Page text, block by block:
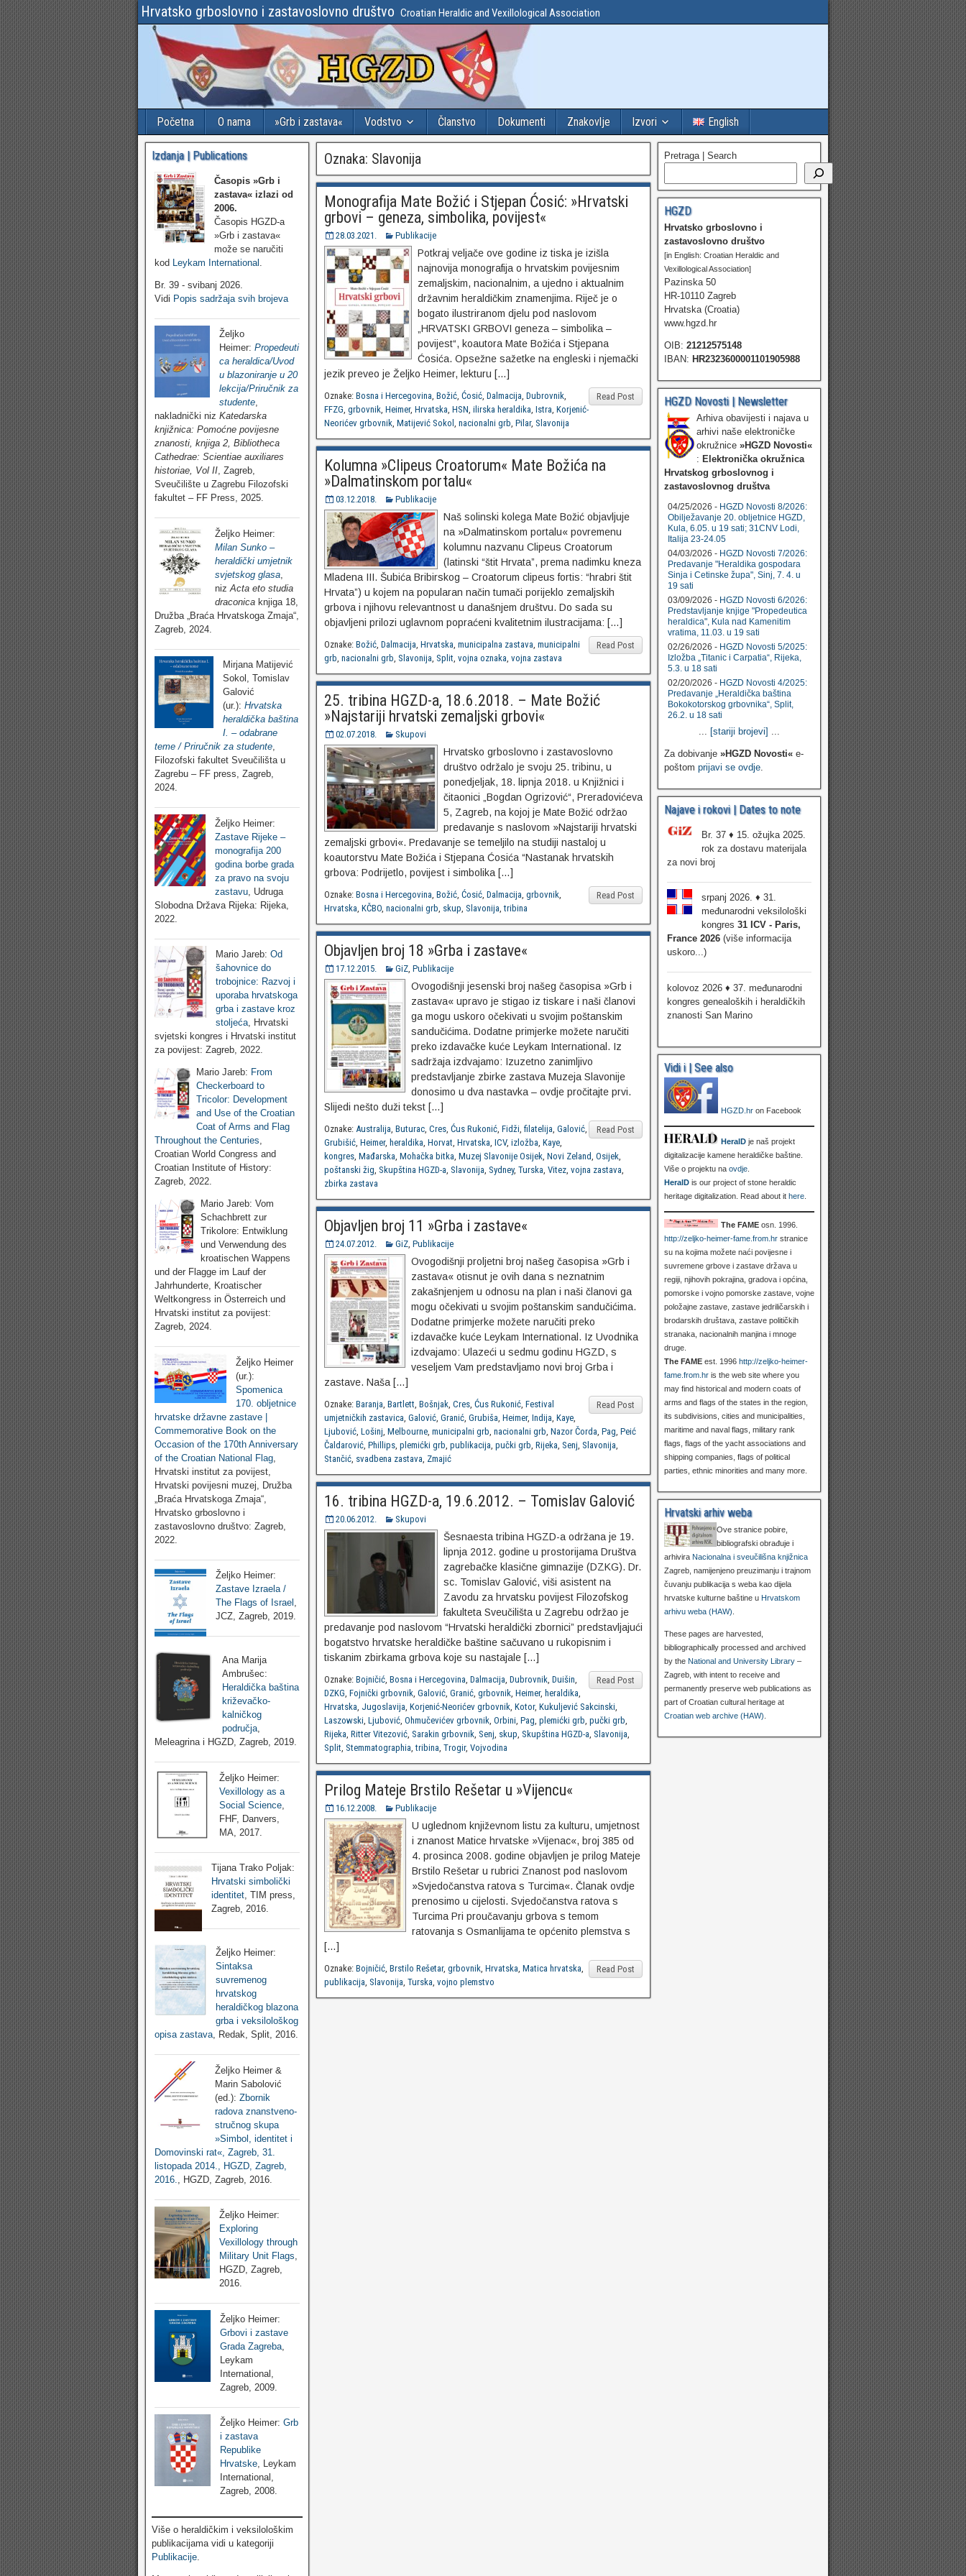
Hrvatsko grboslovno i zastavoslovno društvo Croatian Heraldic and Vexillological Association
Početna O nama »Grb i zastava« Vodstvo Članstvo Dokumenti Znakovlje Izvori English
Oznaka: Slavonija
Monografija Mate Božić i Stjepan Ćosić: »Hrvatski
grbovi – geneza, simbolika, povijest«
28.03.2021. Publikacije
Potkraj veljače ove godine iz tiska je izišla
najnovija monografija o hrvatskim povijesnim
zemaljskim, nacionalnim, a ujedno i aktualnim
državnim heraldičkim znamenjima. Riječ je o
bogato ilustriranom djelu pod naslovom
„HRVATSKI GRBOVI geneza – simbolika –
povijest“, koautora Mate Božića i Stjepana
Ćosića. Opsežne sažetke na engleski i njemački
jezik preveo je Željko Heimer, lekturu […]
Read Post
Oznake: Bosna i Hercegovina, Božić, Ćosić, Dalmacija, Dubrovnik,
FFZG, grbovnik, Heimer, Hrvatska, HSN, ilirska heraldika, Istra, Korjenić-
Neorićev grbovnik, Matijević Sokol , nacionalni grb, Pilar, Slavonija
Kolumna »Clipeus Croatorum« Mate Božića na
»Dalmatinskom portalu«
03.12.2018. Publikacije
Naš solinski kolega Mate Božić objavljuje
na »Dalmatinskom portalu« povremenu
kolumnu nazvanu Clipeus Croatorum
(latinski “štit Hrvata”, prema nadimku kneza
Mladena III. Šubića Bribirskog – Croatorum clipeus fortis: “hrabri štit
Hrvata”) u kojem na popularan način tumači porijeklo zemaljskih
grbova i njihovu relevantnost u današnjem društvu. Do sada su
objavljeni prilozi uglavnom popraćeni kvalitetnim ilustracijama: […]
Read Post
Oznake: Božić, Dalmacija, Hrvatska, municipalna zastava, municipalni
grb, nacionalni grb, Slavonija, Split, vojna oznaka, vojna zastava
25. tribina HGZD-a, 18.6.2018. – Mate Božić
»Najstariji hrvatski zemaljski grbovi«
02.07.2018. Skupovi
Hrvatsko grboslovno i zastavoslovno
društvo održalo je svoju 25. tribinu, u
ponedjeljak, 18. lipnja 2018. u Knjižnici i
čitaonici „Bogdan Ogrizović“, Preradovićeva
5, Zagreb, na kojoj je Mate Božić održao
predavanje s naslovom »Najstariji hrvatski
zemaljski grbovi«. Predavanje se temeljilo na studiji nastaloj u
koautorstvu Mate Božića i Stjepana Ćosića “Nastanak hrvatskih
grbova: Podrijetlo, povijest i simbolika […]
Read Post
Oznake: Bosna i Hercegovina, Božić, Ćosić, Dalmacija, grbovnik,
Hrvatska, KČBO, nacionalni grb, skup, Slavonija,tribina
Objavljen broj 18 »Grba i zastave«
17.12.2015. GiZ, Publikacije
Ovogodišnji jesenski broj našeg časopisa »Grb i
zastava« upravo je stigao iz tiskare i naši članovi
ga mogu uskoro očekivati u svojim poštanskim
sandučićima. Dodatne primjerke možete naručiti
preko izdavačke kuće Leykam International. Iz
sadržaja izdvajamo: Izuzetno zanimljivo
predstavljanje zbirke zastava Muzeja Slavonije
donosimo u dva nastavka – ovdje pročitajte prvi.
Slijedi nešto duži tekst […]
Read Post
Oznake: Australija, Buturac, Cres, Ćus Rukonić, Fidži, filatelija, Galović,
Grubišić, Heimer, heraldika, Horvat, Hrvatska, ICV, izložba, Kaye,
kongres, Mađarska, Mohačka bitka, Muzej Slavonije Osijek, Novi Zeland, Osijek,
poštanski žig, Skupština HGZD-a, Slavonija, Sydney, Turska, Vitez, vojna zastava,
zbirka zastava
Objavljen broj 11 »Grba i zastave«
24.07.2012. GiZ, Publikacije
Ovogodišnji proljetni broj našeg časopisa »Grb i
zastava« otisnut je ovih dana s neznatnim
zakašnjenjem u odnosu na plan i naši članovi ga
mogu očekivati u svojim poštanskim sandučićima.
Dodatne primjerke možete naručiti preko
izdavačke kuće Leykam International. Iz Uvodnika
izdvajamo: Ulazeći u sedmu godinu HGZD, s
veseljem Vam predstavljamo novi broj Grba i
zastave. Naša […]
Read Post
Oznake: Baranja, Bartlett, Bošnjak, Cres, Ćus Rukonić, Festival
umjetničkih zastavica, Galović, Granić, Grubiša, Heimer, Indija, Kaye,
Ljubović, Lošinj, Melbourne, municipalni grb, nacionalni grb, Nazor Čorda, Pag, Peić
Čaldarović, Phillips, plemićki grb, publikacija, pučki grb, Rijeka, Senj, Slavonija,
Stančić, svadbena zastava, Zmajić
16. tribina HGZD-a, 19.6.2012. – Tomislav Galović
20.06.2012. Skupovi
Šesnaesta tribina HGZD-a održana je 19.
lipnja 2012. godine u prostorijama Društva
zagrebačke klasične gimnazije (DZKG). Dr.
sc. Tomislav Galović, viši asistent na
Zavodu za hrvatsku povijest Filozofskog
fakulteta Sveučilišta u Zagrebu održao je
predavanje pod naslovom “Hrvatski heraldički zbornici” predstavljajući
bogatstvo hrvatske heraldičke baštine sačuvano u rukopisnim i
tiskanim zbirkama grbova koje su nastajale […]
Read Post
Oznake: Bojničić, Bosna i Hercegovina, Dalmacija, Dubrovnik, Duišin,
DZKG, Fojnički grbovnik, Galović, Granić, grbovnik, Heimer, heraldika,
Hrvatska, Jugoslavija, Korjenić-Neorićev grbovnik, Kotor, Kukuljević Sakcinski,
Laszowski, Ljubović, Ohmučevićev grbovnik, Orbini, Pag, plemićki grb, pučki grb,
Rijeka, Ritter Vitezović, Sarakin grbovnik, Senj, skup, Skupština HGZD-a, Slavonija,
Split, Stemmatographia,tribina, Trogir, Vojvodina
Prilog Mateje Brstilo Rešetar u »Vijencu«
16.12.2008. Publikacije
U uglednom književnom listu za kulturu, umjetnost
i znanost Matice hrvatske »Vijenac«, broj 385 od
4. prosinca 2008. godine objavljen je prilog Mateje
Brstilo Rešetar u rubrici Znanost pod naslovom
»Svjedočanstva ratova s Turcima«. Članak ovdje
prenosimo u cijelosti. Svjedočanstva ratova s
Turcima Pri proučavanju grbova s temom
ratovanja s Osmanlijama te općenito plemstva s
[…]
Read Post
Oznake: Bojničić, Brstilo Rešetar, grbovnik, Hrvatska, Matica hrvatska,
publikacija, Slavonija, Turska, vojno plemstvo
Izdanja | Publications
Časopis »Grb i
zastava« izlazi od
2006.
Časopis HGZD-a
»Grb i zastava«
može se naručiti
kod Leykam International
Br. 39 - svibanj 2026.
Vidi Popis sadržaja svih brojeva
Željko
Heimer: Propedeuti
ca heraldica/Uvod
u blazoniranje u 20
lekcija/Priručnik za
studente,
nakladnički niz Katedarska
knjižnica: Pomoćne povijesne
znanosti, knjiga 2, Bibliotheca
Cathedrae: Scientiae auxiliares
historiae, Vol II, Zagreb,
Sveučilište u Zagrebu Filozofski
fakultet – FF Press, 2025.
Željko Heimer:
Milan Sunko –
heraldički umjetnik
svjetskog glasa
niz Acta eto studia
draconica knjiga 18,
Družba „Braća Hrvatskoga Zmaja“,
Zagreb, 2024.
Mirjana Matijević
Sokol, Tomislav
Galović
(ur.): Hrvatska
heraldička baština
I. – odabrane
teme / Priručnik za studente,
Filozofski fakultet Sveučilišta u
Zagrebu – FF press, Zagreb,
2024.
Željko Heimer:
Zastave Rijeke –
monografija 200
godina borbe grada
za pravo na svoju
zastavu, Udruga
Slobodna Država Rijeka: Rijeka,
2022.
Mario Jareb: Od
šahovnice do
trobojnice: Razvoj i
uporaba hrvatskoga
grba i zastave kroz
stoljeća, Hrvatski
svjetski kongres i Hrvatski institut
za povijest: Zagreb, 2022.
Mario Jareb: From
Checkerboard to
Tricolor: Development
and Use of the Croatian
Coat of Arms and Flag
Throughout the Centuries,
Croatian World Congress and
Croatian Institute of History:
Zagreb, 2022.
Mario Jareb: Vom
Schachbrett zur
Trikolore: Entwiklung
und Verwendung des
kroatischen Wappens
und der Flagge im Lauf der
Jahrhunderte, Kroatischer
Weltkongress in Österreich und
Hrvatski institut za povijest:
Zagreb, 2024.
Željko Heimer
(ur.):
Spomenica
170. obljetnice
hrvatske državne zastave |
Commemorative Book on the
Occasion of the 170th Anniversary
of the Croatian National Flag
Hrvatski institut za povijest,
Hrvatski povijesni muzej, Družba
„Braća Hrvatskoga Zmaja“,
Hrvatsko grboslovno i
zastavoslovno društvo: Zagreb,
2022.
Željko Heimer:
Zastave Izraela /
The Flags of Israel ,
JCZ, Zagreb, 2019.
Ana Marija
Ambrušec:
Heraldička baština
križevačko-
kalničkog
područja,
Meleagrina i HGZD, Zagreb, 2019.
Željko Heimer:
Vexillology as a
Social Science
FHF, Danvers,
MA, 2017.
Tijana Trako Poljak:
Hrvatski simbolički
identitet, TIM press,
Zagreb, 2016.
Željko Heimer:
Sintaksa
suvremenog
hrvatskog
heraldičkog blazona
grba i veksilološkog
opisa zastava, Redak, Split, 2016.
Željko Heimer &
Marin Sabolović
(ed.): Zbornik
radova znanstveno-
stručnog skupa
»Simbol, identitet i
Domovinski rat«, Zagreb, 31.
listopada 2014., HGZD, Zagreb,
2016.
, HGZD, Zagreb, 2016.
Željko Heimer:
Exploring
Vexillology through
Military Unit Flags,
HGZD, Zagreb,
2016.
Željko Heimer:
Grbovi i zastave
Grada Zagreba
Leykam
International,
Zagreb, 2009.
Željko Heimer:Grb
i zastava
Republike
Hrvatske, Leykam
International,
Zagreb, 2008.
Više o heraldičkim i veksilološkim
publikacijama vidi u kategoriji
Publikacije
Pretraga | Search
HGZD
Hrvatsko grboslovno i
zastavoslovno društvo
[in English: Croatian Heraldic and
Vexillological Association]
Pazinska 50
HR-10110 Zagreb
Hrvatska (Croatia)
www.hgzd.hr
OIB: 21212575148
IBAN: HR2323600001101905988
HGZD Novosti | Newsletter
Arhiva obavijesti i najava u
arhivi naše elektroničke
okružnice »HGZD Novosti«
: Elektronička okružnica
Hrvatskog grboslovnog i
zastavoslovnog društva
04/25/2026 - HGZD Novosti 8/2026:
Obilježavanje 20. obljetnice HGZD,
Kula, 6.05. u 19 sati; 31CNV Lodi,
Italija 23-24.05
04/03/2026 - HGZD Novosti 7/2026:
Predavanje "Heraldika gospodara
Sinja i Cetinske župa", Sinj, 7. 4. u
19 sati
03/09/2026 - HGZD Novosti 6/2026:
Predstavljanje knjige "Propedeutica
heraldica", Kula nad Kamenitim
vratima, 11.03. u 19 sati
02/26/2026 - HGZD Novosti 5/2025:
Izložba „Titanic i Carpatia“, Rijeka,
5.3. u 18 sati
02/20/2026 - HGZD Novosti 4/2025:
Predavanje „Heraldička baština
Bokokotorskog grbovnika“, Split,
26.2. u 18 sati
... [stariji brojevi] ...
Za dobivanje »HGZD Novosti«e-
poštom prijavi se ovdje.
Najave i rokovi | Dates to note
Br. 37 ♦ 15. ožujka 2025.
rok za dostavu materijala
za novi broj
srpanj 2026. ♦ 31.
međunarodni veksilološki
kongres 31 ICV - Paris,
France 2026(više informacija
uskoro...)
kolovoz 2026 ♦ 37. međunarodni
kongres genealoških i heraldičkih
znanosti San Marino
Vidi i | See also
HGZD.hron Facebook
HeralDje naš projekt
digitalizacije kamene heraldičke baštine.
Više o projektu na ovdje.
HeralDis our project of stone heraldic
heritage digitalization. Read about it here.
The FAMEosn. 1996.
http://zeljko-heimer-fame.from.hrstranice
su na kojima možete naći povijesne i
suvremene grbove i zastave država u
regiji, njihovih pokrajina, gradova i općina,
pomorske i vojno pomorske zastave, vojne
položajne zastave, zastave jedriličarskih i
brodarskih društava, zastave političkih
stranaka, nacionalnih manjina i mnoge
druge.
The FAMEest. 1996 http://zeljko-heimer-
fame.from.hris the web site where you
may find historical and modern coats of
arms and flags of the states in the region,
its subdivisions, cities and municipalities,
maritime and naval flags, military rank
flags, flags of the yacht associations and
shipping companies, flags of political
parties, ethnic minorities and many more.
Hrvatski arhiv weba
Ove stranice pobire,
bibliografski obrađuje i
arhivira Nacionalna i sveučilišna knjižnica
Zagreb, namijenjeno preuzimanju i trajnom
čuvanju publikacija s weba kao dijela
hrvatske kulturne baštine u Hrvatskom
arhivu weba (HAW)
These pages are harvested,
bibliographically processed and archived
by the National and University Library–
Zagreb, with intent to receive and
permanently preserve web publications as
part of Croatian cultural heritage at
Croatian web archive (HAW)